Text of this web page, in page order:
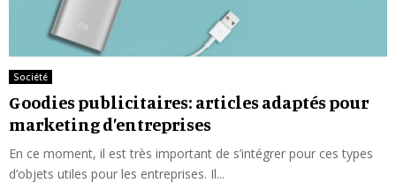
Société
Goodies publicitaires: articles adaptés pour
marketing d’entreprises
En ce moment, il est très important de s’intégrer pour ces types
d’objets utiles pour les entreprises. Il...